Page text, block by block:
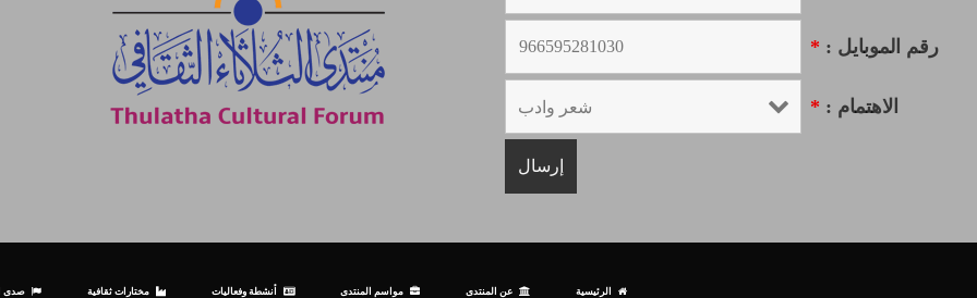
رقم الموبايل : *
الاهتمام : *
الرئيسية عن المنتدى مواسم المنتدى أنشطة وفعاليات مختارات ثقافية صدى